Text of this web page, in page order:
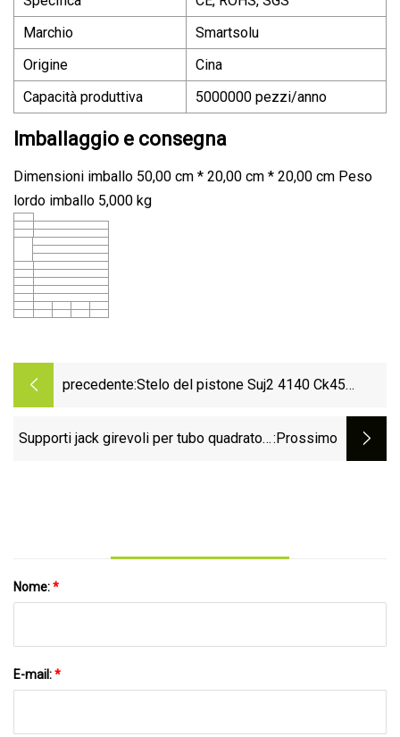
Marchio
Smartsolu
Origine
Cina
Capacità produttiva
5000000 pezzi/anno
Imballaggio e consegna
Dimensioni imballo 50,00 cm * 20,00 cm * 20,00 cm Peso
lordo imballo 5,000 kg
precedente:Stelo del pistone Suj2 4140 Ck45
Supporti jack girevoli per tubo quadrato a:Prossimo
Nome:*
E-mail:*